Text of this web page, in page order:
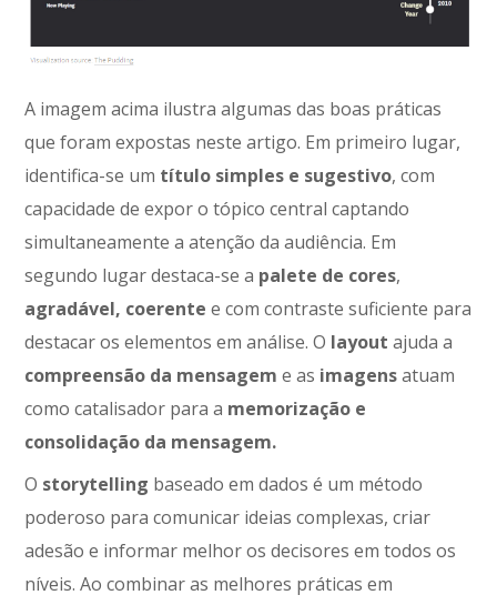
A imagem acima ilustra algumas das boas práticas
que foram expostas neste artigo. Em primeiro lugar,
identifica-se um título simples e sugestivo, com
capacidade de expor o tópico central captando
simultaneamente a atenção da audiência. Em
segundo lugar destaca-se a palete de cores,
agradável, coerente e com contraste suficiente para
destacar os elementos em análise. O layout ajuda a
compreensão da mensagem e as imagensatuam
como catalisador para a memorização e
consolidação da mensagem.
O storytelling baseado em dados é um método
poderoso para comunicar ideias complexas, criar
adesão e informar melhor os decisores em todos os
níveis. Ao combinar as melhores práticas em